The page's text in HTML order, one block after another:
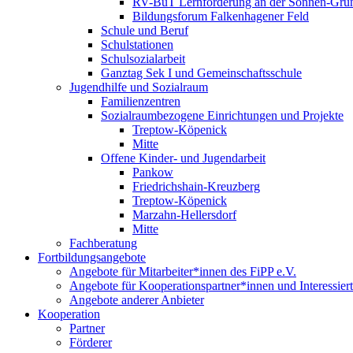
Bildungsforum Falkenhagener Feld
Schule und Beruf
Schulstationen
Schulsozialarbeit
Ganztag Sek I und Gemeinschaftsschule
Jugendhilfe und Sozialraum
Familienzentren
Sozialraumbezogene Einrichtungen und Projekte
Treptow-Köpenick
Mitte
Offene Kinder- und Jugendarbeit
Pankow
Friedrichshain-Kreuzberg
Treptow-Köpenick
Marzahn-Hellersdorf
Mitte
Fachberatung
Fortbildungsangebote
Angebote für Mitarbeiter*innen des FiPP e.V.
Angebote für Kooperationspartner*innen und
Angebote anderer Anbieter
Kooperation
Partner
Förderer